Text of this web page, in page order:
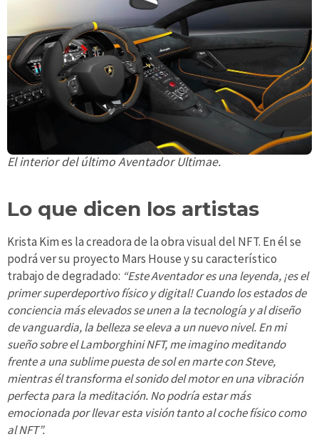
El interior del último Aventador Ultimae.
Lo que dicen los artistas
Krista Kim es la creadora de la obra visual del NFT. En él se
podrá ver su proyecto Mars House y su característico
trabajo de degradado: “Este Aventador es una leyenda, ¡es el
primer superdeportivo físico y digital! Cuando los estados de
conciencia más elevados se unen a la tecnología y al diseño
de vanguardia, la belleza se eleva a un nuevo nivel. En mi
sueño sobre el Lamborghini NFT, me imagino meditando
frente a una sublime puesta de sol en marte con Steve,
mientras él transforma el sonido del motor en una vibración
perfecta para la meditación. No podría estar más
emocionada por llevar esta visión tanto al coche físico como
al NFT”.